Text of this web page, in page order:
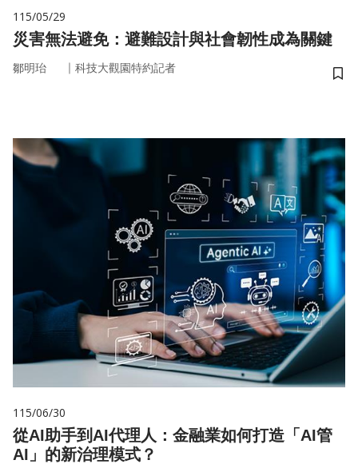
115/05/29
災害無法避免：避難設計與社會韌性成為關鍵
鄒明珆 ｜ 科技大觀園特約記者
儲
115/06/30
從AI助手到AI代理人：金融業如何打造「AI管
AI」的新治理模式？